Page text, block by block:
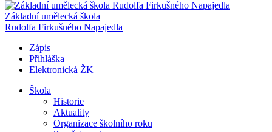
Základní umělecká škola
Rudolfa Firkušného Napajedla
Zápis
Přihláška
Elektronická ŽK
Škola
Historie
Aktuality
Organizace školního roku